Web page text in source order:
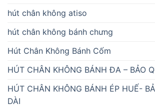
hút chân không atiso
hút chân không bánh chưng
Hút Chân Không Bánh Cốm
HÚT CHÂN KHÔNG BÁNH ĐA – BẢO
HÚT CHÂN KHÔNG BÁNH ÉP HUẾ-
DÀI